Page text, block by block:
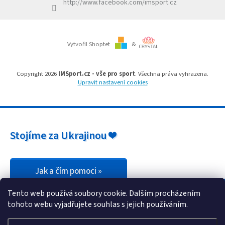
Tento web používá soubory cookie. Dalším procházením
tohoto webu vyjadřujete souhlas s jejich používáním.
p
http://www.facebook.com/imsport.cz
Vytvořil Shoptet &
Copyright 2026 IMSport.cz - vše pro sport. Všechna práva vyhrazena.
Upravit nastavení cookies
Stojíme za Ukrajinou ❤️
Jak a čím pomoci »